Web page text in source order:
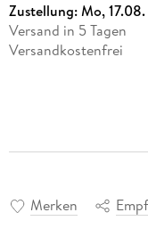
Zustellung:Mo,
Versand in 5 Tagen
Versandkostenfrei
Merken